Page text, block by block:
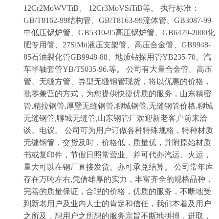
12Cr2MoWVTiB、 12Cr3MoVSiTiB等。 执行标准：
GB/T8162-99结构管、GB/T8163-99流体管、GB3087-99
中低压锅炉管、GB5310-95高压锅炉管、GB6479-2000化
肥专用管、27SiMn液压支架管、高压合金管、GB9948-
85石油裂化管GB9948-88、地质钻探用管YB235-70、汽
车半轴套管YB/T5035-96.等。 公司有大量合金管、高压
管、无缝方管、异型无缝钢管现货，将以优惠的价格，
批零兼营的方式，为您提供快捷优质的服务，山东精密
管,精拉钢管,厚壁无缝钢管,聊城钢管,无缝钢管价格,聊城
无缝钢管,聊城无缝管,山东钢管厂欢迎新老客户前来洽
谈、电议。 公司可为用户订做各种特殊规格，特种材质
无缝钢管，交货及时，价格低，质量优，并附原始材质
书或复印件，节假日照常营业、并可代办汽运、火运，
量大可以在钢厂直接发货。亦可承兑结算。 公司常年库
存在万吨左右,凭借雄厚的实力，丰富齐全的规格品种，
完善的质量保证，合理的价格，优质的服务，不断地受
到新老用户及业内人士的肯定和信任，我们本着及用户
之所及，想用户之所想的服务宗旨不断地拼搏，进取，